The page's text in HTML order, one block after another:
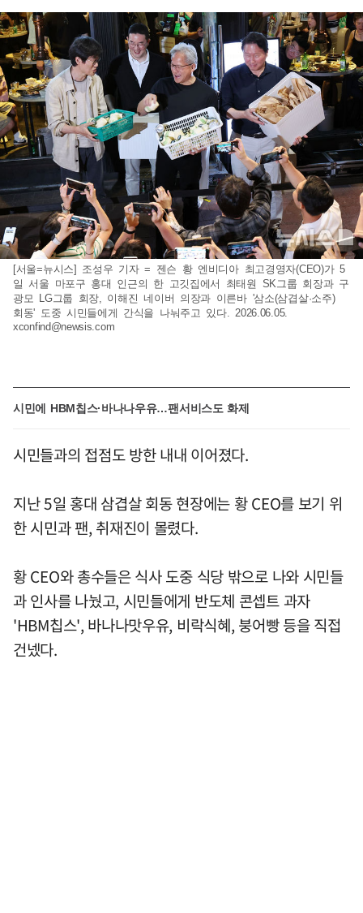
[서울=뉴시스] 조성우 기자 = 젠슨 황 엔비디아 최고경영자(CEO)가 5
일 서울 마포구 홍대 인근의 한 고깃집에서 최태원 SK그룹 회장과 구
광모 LG그룹 회장, 이해진 네이버 의장과 이른바 '삼소(삼겹살·소주)
회동' 도중 시민들에게 간식을 나눠주고 있다. 2026.06.05.
xconfind@newsis.com
시민에 HBM칩스·바나나우유…팬서비스도 화제
시민들과의 접점도 방한 내내 이어졌다.
지난 5일 홍대 삼겹살 회동 현장에는 황 CEO를 보기 위
한 시민과 팬, 취재진이 몰렸다.
황 CEO와 총수들은 식사 도중 식당 밖으로 나와 시민들
과 인사를 나눴고, 시민들에게 반도체 콘셉트 과자
'HBM칩스', 바나나맛우유, 비락식혜, 붕어빵 등을 직접
건넸다.